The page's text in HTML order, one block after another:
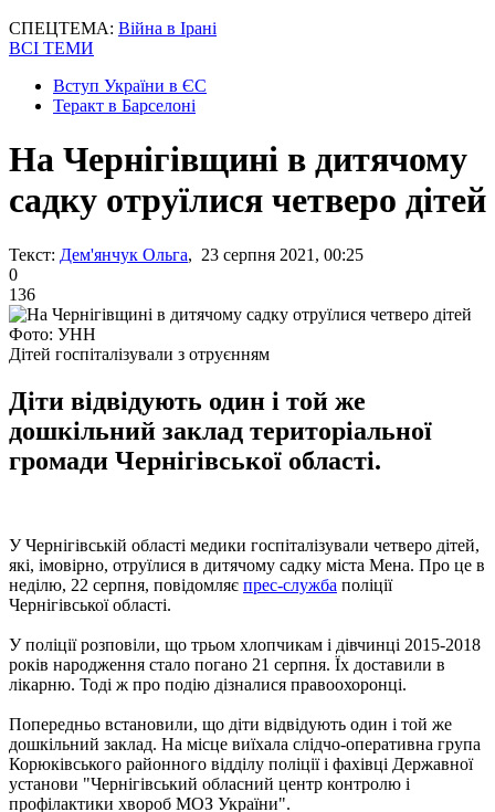
СПЕЦТЕМА: Війна в Ірані
ВСІ ТЕМИ
Вступ України в ЄС
Теракт в Барселоні
На Чернігівщині в дитячому
садку отруїлися четверо дітей
Текст: Дем'янчук Ольга, 23 серпня 2021, 00:25
0
136
Фото: УНН
Дітей госпіталізували з отруєнням
Діти відвідують один і той же
дошкільний заклад територіальної
громади Чернігівської області.
У Чернігівській області медики госпіталізували четверо дітей,
які, імовірно, отруїлися в дитячому садку міста Мена. Про це в
неділю, 22 серпня, повідомляє прес-служба поліції
Чернігівської області.
У поліції розповіли, що трьом хлопчикам і дівчинці 2015-2018
років народження стало погано 21 серпня. Їх доставили в
лікарню. Тоді ж про подію дізналися правоохоронці.
Попередньо встановили, що діти відвідують один і той же
дошкільний заклад. На місце виїхала слідчо-оперативна група
Корюківського районного відділу поліції і фахівці Державної
установи "Чернігівський обласний центр контролю і
профілактики хвороб МОЗ України".